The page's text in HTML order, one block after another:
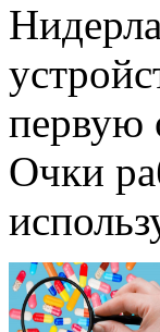
первую
Очки